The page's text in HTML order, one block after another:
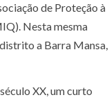
de Proteção à
Nesta mesma
a Barra Mansa,
XX, um curto